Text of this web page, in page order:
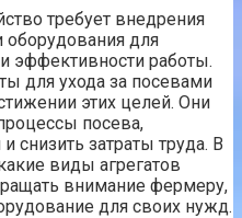
требует внедрения
оборудования для
эффективности работы.
для ухода за посевами
этих целей. Они
посева,
снизить затраты труда. В
виды агрегатов
внимание фермеру,
для своих нужд.